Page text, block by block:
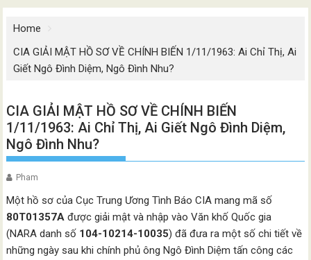
Home
CIA GIẢI MẬT HỒ SƠ VỀ CHÍNH BIẾN 1/11/1963: Ai Chỉ Thị, Ai
Giết Ngô Đình Diệm, Ngô Đình Nhu?
CIA GIẢI MẬT HỒ SƠ VỀ CHÍNH BIẾN
1/11/1963: Ai Chỉ Thị, Ai Giết Ngô Đình Diệm,
Ngô Đình Nhu?
Pham
Một hồ sơ của Cục Trung Ương Tình Báo CIA mang mã số
80T01357A được giải mật và nhập vào Văn khố Quốc gia
(NARA danh số 104-10214-10035) đã đưa ra một số chi tiết về
những ngày sau khi chính phủ ông Ngô Đình Diệm tấn công các